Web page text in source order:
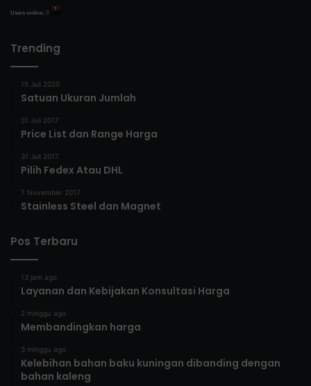
Users online: 0
Trending
15 Juli 2020
Satuan Ukuran Jumlah
31 Juli 2017
Price List dan Range Harga
31 Juli 2017
Pilih Fedex Atau DHL
7 November 2017
Stainless Steel dan Magnet
Pos Terbaru
13 jam ago
Layanan dan Kebijakan Konsultasi Harga
2 minggu ago
Membandingkan harga
3 minggu ago
Kelebihan bahan baku kuningan dibanding dengan
bahan kaleng